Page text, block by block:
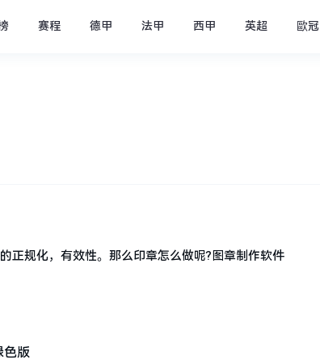
赛程 德甲 法甲 西甲 英超 歐冠
正规化，有效性。那么印章怎么做呢?图章制作软件